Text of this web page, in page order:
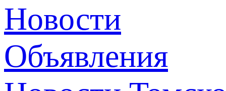
Новости
Объявления